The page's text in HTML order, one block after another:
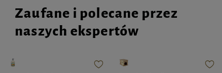
Zaufane i polecane przez
naszych ekspertów